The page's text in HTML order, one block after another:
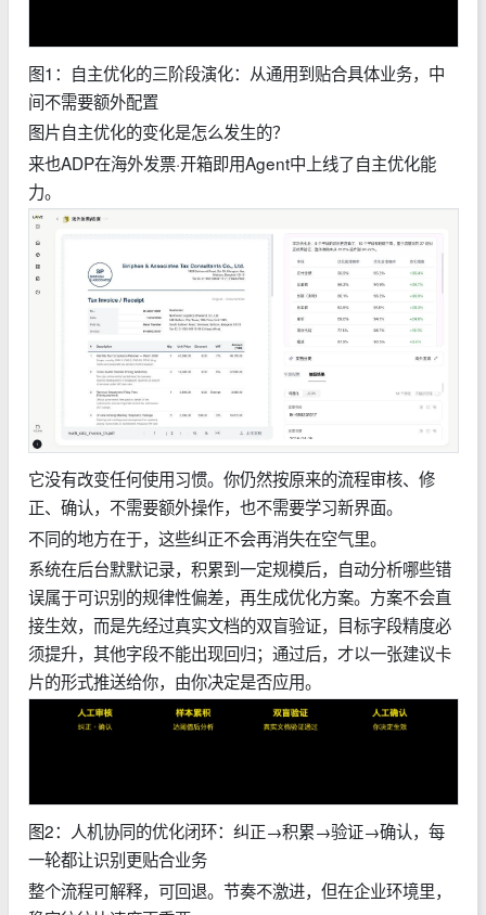
图1：自主优化的三阶段演化：从通用到贴合具体业务，中
间不需要额外配置
图片自主优化的变化是怎么发生的？
来也ADP在海外发票·开箱即用Agent中上线了自主优化能
力。
它没有改变任何使用习惯。你仍然按原来的流程审核、修
正、确认，不需要额外操作，也不需要学习新界面。
不同的地方在于，这些纠正不会再消失在空气里。
系统在后台默默记录，积累到一定规模后，自动分析哪些错
误属于可识别的规律性偏差，再生成优化方案。方案不会直
接生效，而是先经过真实文档的双盲验证，目标字段精度必
须提升，其他字段不能出现回归；通过后，才以一张建议卡
片的形式推送给你，由你决定是否应用。
图2：人机协同的优化闭环：纠正→积累→验证→确认，每
一轮都让识别更贴合业务
整个流程可解释，可回退。节奏不激进，但在企业环境里，